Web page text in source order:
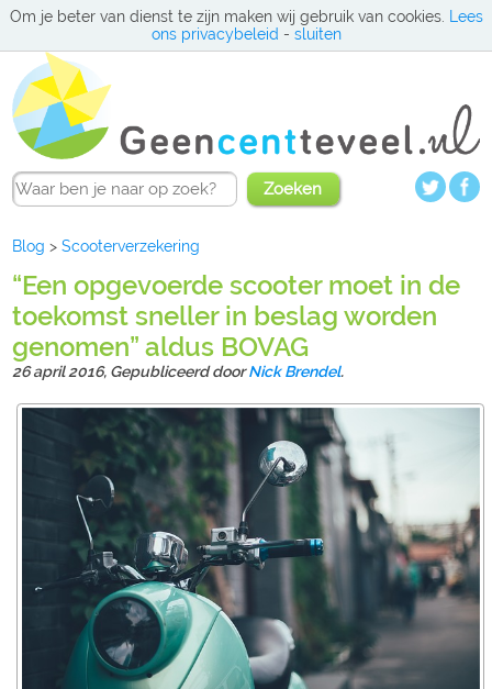
Om je beter van dienst te zijn maken wij gebruik van cookies.
Lees
ons privacybeleid - sluiten
Zoeken
Blog >Scooterverzekering
“Een opgevoerde scooter moet in de
toekomst sneller in beslag worden
genomen” aldus BOVAG
26 april 2016, Gepubliceerd doorNick Brendel.